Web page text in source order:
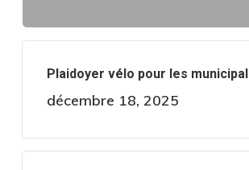
Plaidoyer vélo pour les
décembre 18, 2025